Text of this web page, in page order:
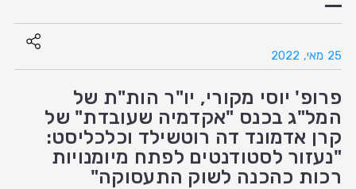
25 מאי, 2022
פרופ' יוסי מקורי, יו"ר הות"ת של
המל"ג בכנס "אקדמיה שעובדת" של
קרן אדמונד דה רוטשילד וכלכליסט:
"נעזור לסטודנטים לפתח מיומנויות
רכות כהכנה לשוק התעסוקה"